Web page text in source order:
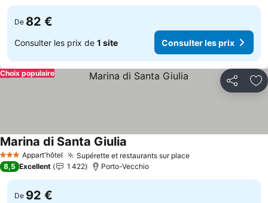
De 82 €
Consulter les prix de 1 site Consulter les prix
Partager
Choix populaire
3 ÉtoilesAppart'hôtel Supérette et restaurants sur placeConsulter les prix
Marina di Santa Giulia
8,5 Excellent 1 422 Porto-Vecchio
De 92 €